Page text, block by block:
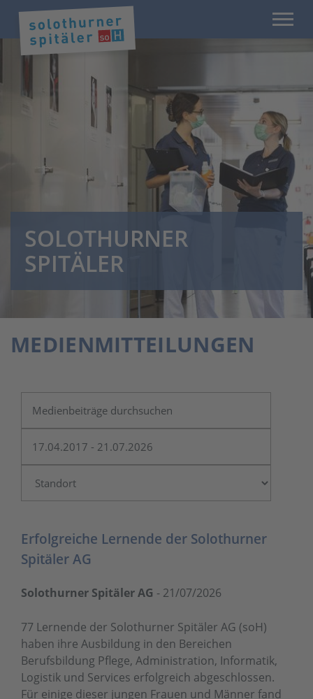
SOLOTHURNER
SPITÄLER
MEDIENMITTEILUNGEN
Erfolgreiche Lernende der Solothurner
Spitäler AG
Solothurner Spitäler AG - 21/07/2026
77 Lernende der Solothurner Spitäler AG (soH)
haben ihre Ausbildung in den Bereichen
Berufsbildung Pflege, Administration, Informatik,
Logistik und Services erfolgreich abgeschlossen.
Für einige dieser jungen Frauen und Männer fand